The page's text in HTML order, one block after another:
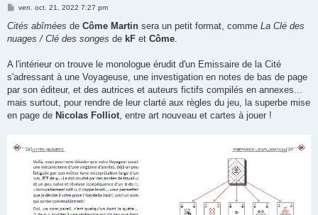
M
s
a
ven. oct. 21, 2022 7:27 pm
Cités abîmées de Côme Martin sera un petit format, comme La Clé des
nuages / Clé des songes de kF et Côme
A l'intérieur on trouve le monologue érudit d'un Emissaire de la Cité
s'adressant à une Voyageuse, une investigation en notes de bas de page
par son éditeur, et des autrices et auteurs fictifs compilés en annexes...
mais surtout, pour rendre de leur clarté aux règles du jeu, la superbe mise
en page de Nicolas Folliot , entre art nouveau et cartes à jouer !